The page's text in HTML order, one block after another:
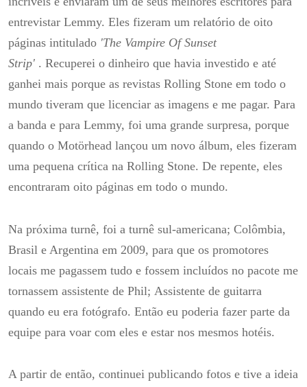
entrevistar Lemmy. Eles fizeram um relatório de oito
páginas intitulado 'The Vampire Of Sunset
Strip' . Recuperei o dinheiro que havia investido e até
ganhei mais porque as revistas Rolling Stone em todo o
mundo tiveram que licenciar as imagens e me pagar. Para
a banda e para Lemmy, foi uma grande surpresa, porque
quando o Motörhead lançou um novo álbum, eles fizeram
uma pequena crítica na Rolling Stone. De repente, eles
encontraram oito páginas em todo o mundo.
Na próxima turnê, foi a turnê sul-americana; Colômbia,
Brasil e Argentina em 2009, para que os promotores
locais me pagassem tudo e fossem incluídos no pacote me
tornassem assistente de Phil; Assistente de guitarra
quando eu era fotógrafo. Então eu poderia fazer parte da
equipe para voar com eles e estar nos mesmos hotéis.
A partir de então, continuei publicando fotos e tive a ideia